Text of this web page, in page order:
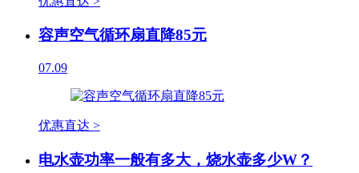
容声空气循环扇直降85元
07.09
优惠直达 >
电水壶功率一般有多大，烧水壶多少W？